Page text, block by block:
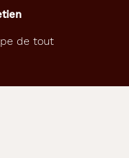
de tout